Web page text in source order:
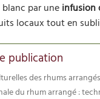
par une infusion
locaux tout en
publication
des rhums
du rhum arrangé :